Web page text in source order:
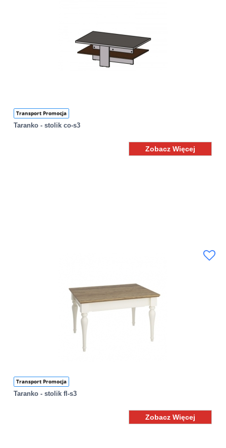
Transport Promocja
Taranko - stolik co-s3
Zobacz Więcej
Transport Promocja
Taranko - stolik fl-s3
Zobacz Więcej